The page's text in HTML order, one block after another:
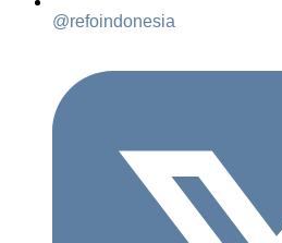
@refoindonesia